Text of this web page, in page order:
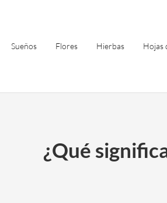
Sueños Flores Hierbas Hojas
¿Qué